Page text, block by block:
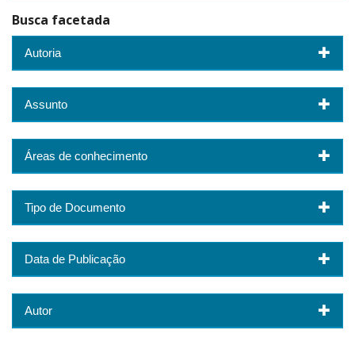
Busca facetada
Autoria
Assunto
Áreas de conhecimento
Tipo de Documento
Data de Publicação
Autor